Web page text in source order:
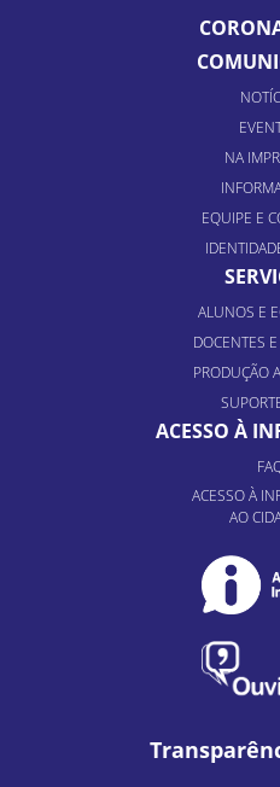
NA
EQUIPE E
ALUNOS E
DOCENTES
PRODUÇÃO
ACESSO À
ACESSO À
AO